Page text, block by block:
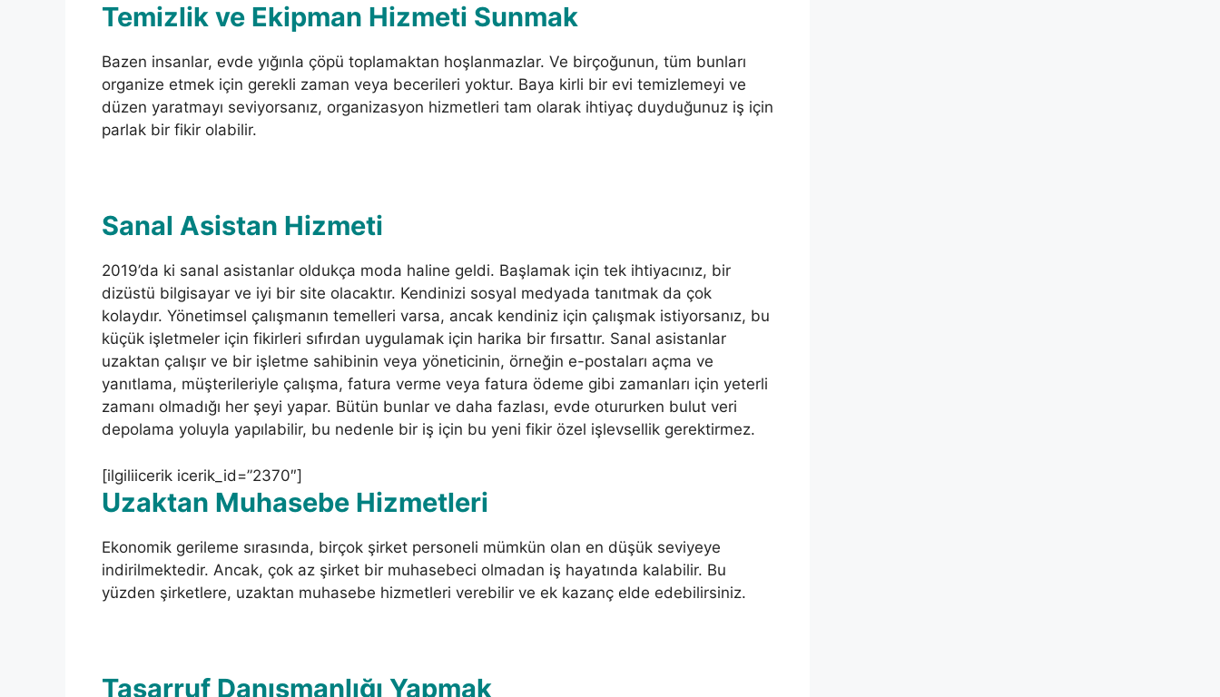
Temizlik ve Ekipman Hizmeti Sunmak
Bazen insanlar, evde yığınla çöpü toplamaktan hoşlanmazlar. Ve birçoğunun, tüm bunları
organize etmek için gerekli zaman veya becerileri yoktur. Baya kirli bir evi temizlemeyi ve
düzen yaratmayı seviyorsanız, organizasyon hizmetleri tam olarak ihtiyaç duyduğunuz iş için
parlak bir fikir olabilir.
Sanal Asistan Hizmeti
2019’da ki sanal asistanlar oldukça moda haline geldi. Başlamak için tek ihtiyacınız, bir
dizüstü bilgisayar ve iyi bir site olacaktır. Kendinizi sosyal medyada tanıtmak da çok
kolaydır. Yönetimsel çalışmanın temelleri varsa, ancak kendiniz için çalışmak istiyorsanız, bu
küçük işletmeler için fikirleri sıfırdan uygulamak için harika bir fırsattır. Sanal asistanlar
uzaktan çalışır ve bir işletme sahibinin veya yöneticinin, örneğin e-postaları açma ve
yanıtlama, müşterileriyle çalışma, fatura verme veya fatura ödeme gibi zamanları için yeterli
zamanı olmadığı her şeyi yapar. Bütün bunlar ve daha fazlası, evde otururken bulut veri
depolama yoluyla yapılabilir, bu nedenle bir iş için bu yeni fikir özel işlevsellik gerektirmez.
[ilgiliicerik icerik_id=”2370″]
Uzaktan Muhasebe Hizmetleri
Ekonomik gerileme sırasında, birçok şirket personeli mümkün olan en düşük seviyeye
indirilmektedir. Ancak, çok az şirket bir muhasebeci olmadan iş hayatında kalabilir. Bu
yüzden şirketlere, uzaktan muhasebe hizmetleri verebilir ve ek kazanç elde edebilirsiniz.
Tasarruf Danışmanlığı Yapmak